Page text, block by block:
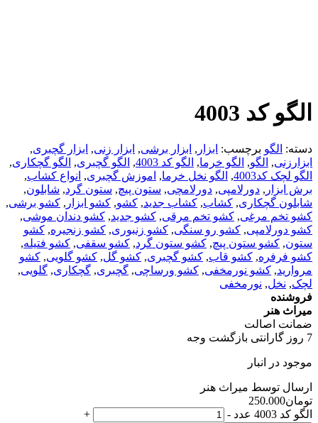
الگو کد 4003
دسته: الگو برچسب: ابزار , ابزار برشی, ابزار زنی, ابزار گچبری,
ابزارزنی, الگو, الگو خرما, الگو کد 4003 , الگو گچبری, الگو گچکاری,
الگو لچک کد4003
, الگو نخل خرما, اموزش گچبری, انواع کشاب,
برش ابزار , دورلامپی, دورلامچی, ستون پیچ, ستون گرد, شابلون,
شابلون گچکاری, کشاب, کشاب جدید, کشو, کشو ابزار , کشو برشی,
کشو تخم مرغی, کشو تخم مرقی, کشو جدید, کشو دندان موشی,
کشو دورلامپی, کشو رو سنگی, کشو زنبوری, کشو زنجیره, کشو
ستون, کشو ستون پیچ, کشو ستون گرد, کشو سقفی, کشو فتیله,
کشو فرفره, کشو قاب, کشو گچبری, کشو گل, کشو گلویی, کشو
مروارید, کشو نورمخفی, کشو ورساچی, گچبری, گچکاری, گلویی,
لچک, نخل, نورمخفی
فروشنده
میراث هنر
ضمانت اصالت
7 روز گارانتی بازگشت وجه
موجود در انبار
ارسال توسط میراث هنر
تومان250.000
الگو کد 4003 عدد
-
+